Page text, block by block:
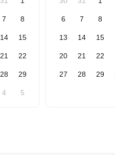
7 8
14 15
21 22
28 29
4 5
6 7 8
13 14 15
20 21 22
27 28 29